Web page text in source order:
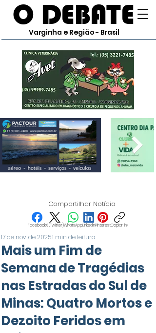
O DEBATE
Varginha e Região - Brasil
Compartilhar Notícia
FacebookX (Twitter)WhatsAppLinkedInPinterestCopiar link
Mais um Fim de
Semana de Tragédias
nas Estradas do Sul de
Minas: Quatro Mortos e
Dezoito Feridos em
17 de nov. de 20251 min de leitura